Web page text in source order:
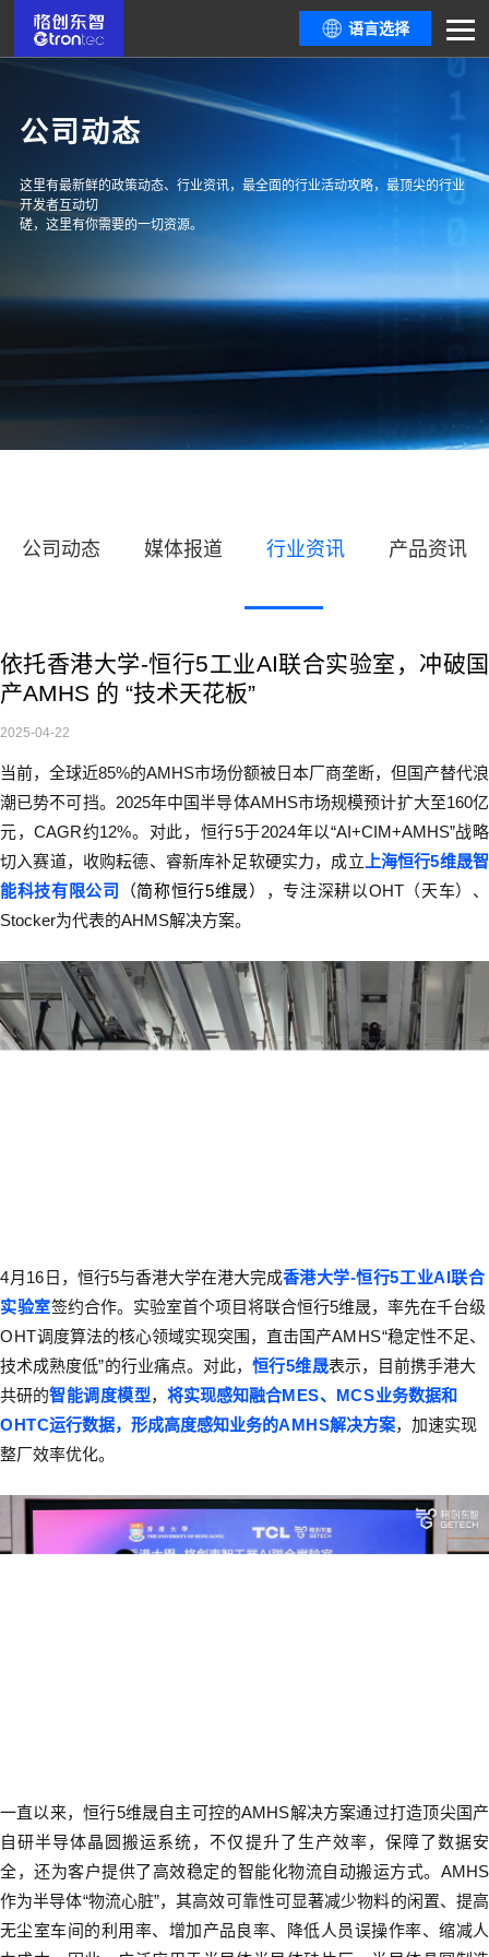
语言选择
公司动态
这里有最新鲜的政策动态、行业资讯，最全面的行业活动攻略，最顶尖的行业
开发者互动切
磋，这里有你需要的一切资源。
公司动态 媒体报道 行业资讯 产品资讯
依托香港大学-恒行5工业AI联合实验室，冲破国
产AMHS 的 “技术天花板”
2025-04-22
当前，全球近85%的AMHS市场份额被日本厂商垄断，但国产替代浪
潮已势不可挡。 2025年中国半导体AMHS市场规模预计扩大至160亿
元，CAGR约12%。对此，恒行5于2024年以“AI+CIM+AMHS”战略
切入赛道，收购耘德、睿新库补足软硬实力，成立 上海恒行5维晟智
能科技有限公司
（简称恒行5维晟） ，专注深耕以OHT（天车）、
Stocker为代表的AHMS解决方案。
4月 16 日，恒行5与香港大学在港大完成香港大学-恒行5工业AI联合
实验室签约合作。实验室首个项目将联合恒行5维晟，率先在千台级
OHT调度算法的核心领域实现突围，直击国产AMHS“稳定性不足、
技术成熟度低”的行业痛点。对此， 恒行5维晟表示，目前携手港大
共研的智能调度模型，将实现感知融合MES、 MCS业务数据和
OHTC运行数据，形成高度感知业务的AMHS解决方案，加速实现
整厂效率优化。
一直以来，恒行5维晟自主可控的AMHS解决方案通过打造顶尖国产
自研半导体晶圆搬运系统，不仅提升了生产效率，保障了数据安
全，还为客户提供了高效稳定的智能化物流自动搬运方式。 AMHS
作为半导体“物流心脏”，其高效可靠性可显著减少物料的闲置、提高
无尘室车间的利用率、增加产品良率、降低人员误操作率、缩减人